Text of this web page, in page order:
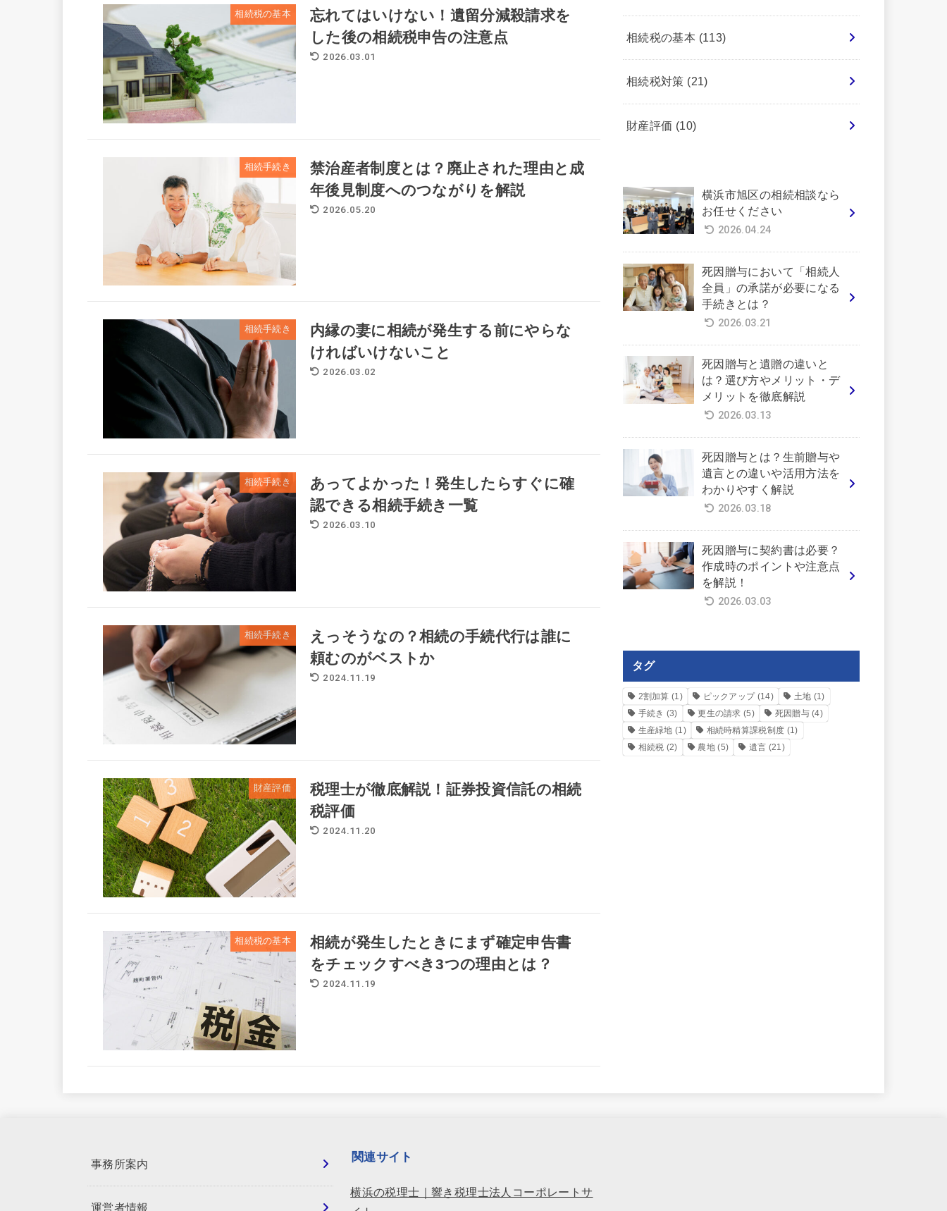
相続税の基本
忘れてはいけない！遺留分減殺請求を
した後の相続税申告の注意点
2026.03.01
相続手続き
禁治産者制度とは？廃止された理由と成
年後見制度へのつながりを解説
2026.05.20
相続手続き
内縁の妻に相続が発生する前にやらな
ければいけないこと
2026.03.02
相続手続き
あってよかった！発生したらすぐに確
認できる相続手続き一覧
2026.03.10
相続手続き
えっそうなの？相続の手続代行は誰に
頼むのがベストか
2024.11.19
財産評価
税理士が徹底解説！証券投資信託の相続
税評価
2024.11.20
相続税の基本
相続が発生したときにまず確定申告書
をチェックすべき3つの理由とは？
2024.11.19
相続税の基本 (113)
相続税対策 (21)
財産評価 (10)
横浜市旭区の相続相談なら
お任せください
2026.04.24
死因贈与において「相続人
全員」の承諾が必要になる
手続きとは？
2026.03.21
死因贈与と遺贈の違いと
は？選び方やメリット・デ
メリットを徹底解説
2026.03.13
死因贈与とは？生前贈与や
遺言との違いや活用方法を
わかりやすく解説
2026.03.18
死因贈与に契約書は必要？
作成時のポイントや注意点
を解説！
2026.03.03
タグ
2割加算 (1) ピックアップ(14) 土地 (1)
手続き (3) 更生の請求 (5) 死因贈与(4)
生産緑地 (1) 相続時精算課税制度 (1)
相続税 (2) 農地(5) 遺言 (21)
事務所案内
運営者情報
関連サイト
横浜の税理士｜響き税理士法人コーポレートサ